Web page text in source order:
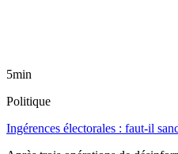
5min
Politique
Ingérences électorales : faut-il